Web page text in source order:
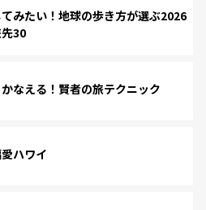
みたい！地球の歩き方が選ぶ2026
30
なえる！賢者の旅テクニック
ハワイ